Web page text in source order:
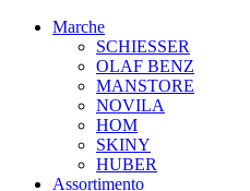
Marche
SCHIESSER
OLAF BENZ
MANSTORE
NOVILA
HOM
SKINY
HUBER
Assortimento